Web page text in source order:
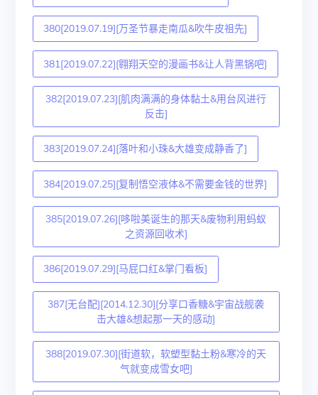
380[2019.07.19][万圣节暴走南瓜&吹牛皮祖先]
381[2019.07.22][翱翔天空的漫画书&让人背黑锅吧]
382[2019.07.23][肌肉满满的身体黏土&用台风进行
反击]
383[2019.07.24][落叶和小珠&大雄变成静香了]
384[2019.07.25][复制悟空液体&不需要金钱的世界]
385[2019.07.26][哆啦美诞生的那天&废物利用蚂蚁
之资源回收术]
386[2019.07.29][马屁口红&掌门看板]
387[无台配][2014.12.30][分享口香糖&宇宙战舰袭
击大雄&想起那一天的感动]
388[2019.07.30][街道软，软塑型黏土粉&寒冷的天
气就变成雪女吧]